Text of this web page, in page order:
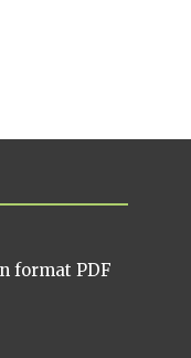
format PDF